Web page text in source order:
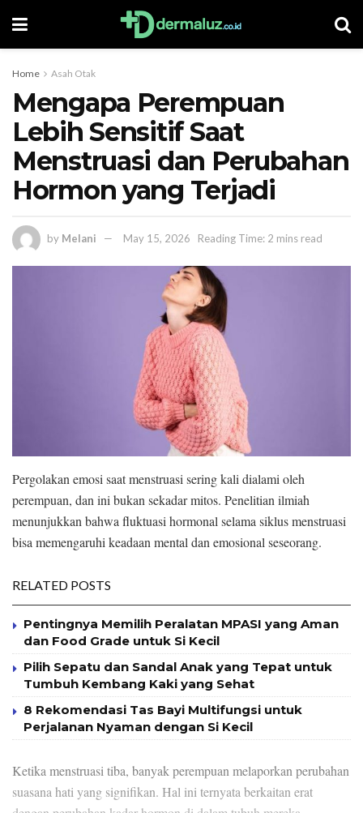
Home Asah Otak
Mengapa Perempuan
Lebih Sensitif Saat
Menstruasi dan Perubahan
Hormon yang Terjadi
by Melani May 15, 2026 Reading Time: 2 mins read
Pergolakan emosi saat menstruasi sering kali dialami oleh
perempuan, dan ini bukan sekadar mitos. Penelitian ilmiah
menunjukkan bahwa fluktuasi hormonal selama siklus menstruasi
bisa memengaruhi keadaan mental dan emosional seseorang.
RELATED POSTS
Pentingnya Memilih Peralatan MPASI yang Aman
dan Food Grade untuk Si Kecil
Pilih Sepatu dan Sandal Anak yang Tepat untuk
Tumbuh Kembang Kaki yang Sehat
8 Rekomendasi Tas Bayi Multifungsi untuk
Perjalanan Nyaman dengan Si Kecil
Ketika menstruasi tiba, banyak perempuan melaporkan perubahan
suasana hati yang signifikan. Hal ini ternyata berkaitan erat